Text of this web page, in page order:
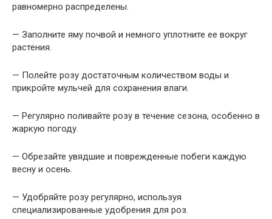
равномерно распределены.
— Заполните яму почвой и немного уплотните ее вокруг
растения.
— Полейте розу достаточным количеством воды и
прикройте мульчей для сохранения влаги.
— Регулярно поливайте розу в течение сезона, особенно в
жаркую погоду.
— Обрезайте увядшие и поврежденные побеги каждую
весну и осень.
— Удобряйте розу регулярно, используя
специализированные удобрения для роз.